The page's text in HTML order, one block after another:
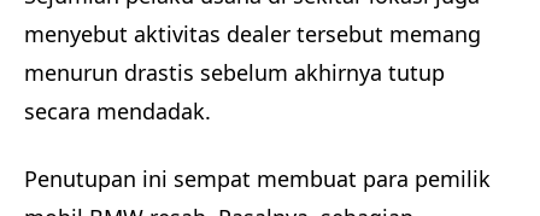
menyebut aktivitas dealer tersebut memang
menurun drastis sebelum akhirnya tutup
secara mendadak.
Penutupan ini sempat membuat para pemilik